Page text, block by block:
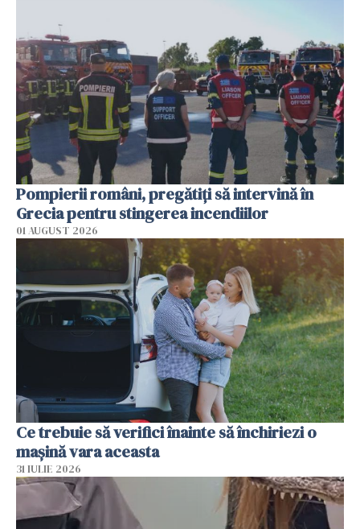
Pompierii români, pregătiţi să intervină în
Grecia pentru stingerea incendiilor
01 AUGUST 2026
Ce trebuie să verifici înainte să închiriezi o
mașină vara aceasta
31 IULIE 2026